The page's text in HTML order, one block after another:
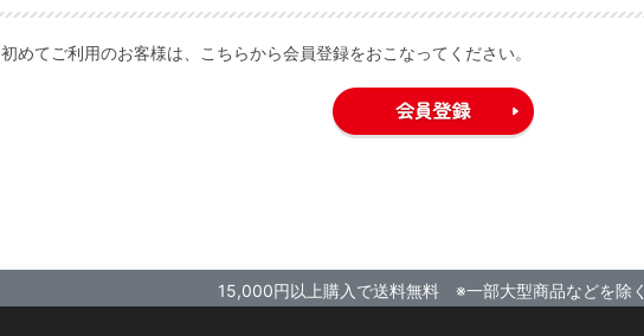
初めてご利用のお客様は、こちらから会員登録をおこなってください。
15,000円以上購入で送料無料 ※一部大型商品などを除く